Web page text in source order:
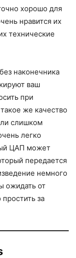
хорошо для
нравится их
технические
наконечника
ваш
при
же качество
слишком
легко
ЦАП может
передается
немного
ожидать от
за